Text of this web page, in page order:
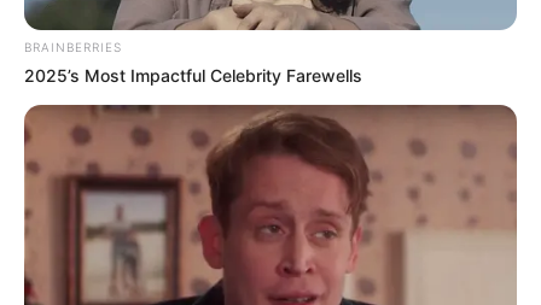
BRAINBERRIES
2025’s Most Impactful Celebrity Farewells